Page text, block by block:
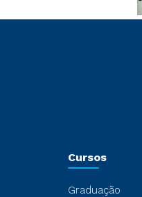
Cursos
Graduação